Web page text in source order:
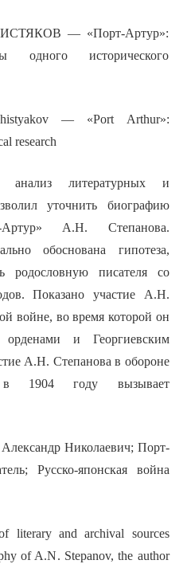
— «Порт-Артур»:
одного исторического
— «Port Arthur»:
research
анализ литературных и
уточнить биографию
А.Н. Степанова.
обоснована гипотеза,
родословную писателя со
Показано участие А.Н.
войне, во время которой он
и Георгиевским
А.Н. Степанова в обороне
в 1904 году вызывает
Николаевич; Порт-
Русско-японская война
literary and archival sources
of A.N. Stepanov, the author